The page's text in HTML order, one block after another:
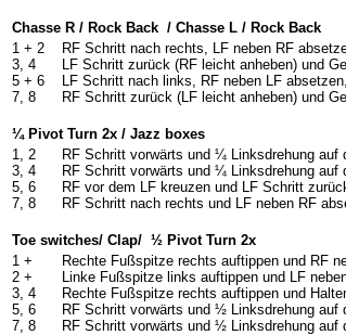
Chasse R / Rock Back / Chasse L / Rock Back
1 + 2
3, 4
5 + 6
7, 8
RF Schritt nach rechts, LF neben RF
LF Schritt zurück (RF leicht anheben) und
LF Schritt nach links, RF neben LF
RF Schritt zurück (LF leicht anheben) und
¼ Pivot Turn 2x / Jazz boxes
1, 2
3, 4
5, 6
7, 8
RF Schritt vorwärts und ¼ Linksdrehung auf
RF Schritt vorwärts und ¼ Linksdrehung auf
RF vor dem LF kreuzen und LF Schritt
RF Schritt nach rechts und LF neben RF
Toe switches/ Clap/ ½ Pivot Turn 2x
1 +
2 +
3, 4
5, 6
7, 8
Rechte Fußspitze rechts auftippen und RF
Linke Fußspitze links auftippen und LF
Rechte Fußspitze rechts auftippen und
RF Schritt vorwärts und ½ Linksdrehung auf
RF Schritt vorwärts und ½ Linksdrehung auf